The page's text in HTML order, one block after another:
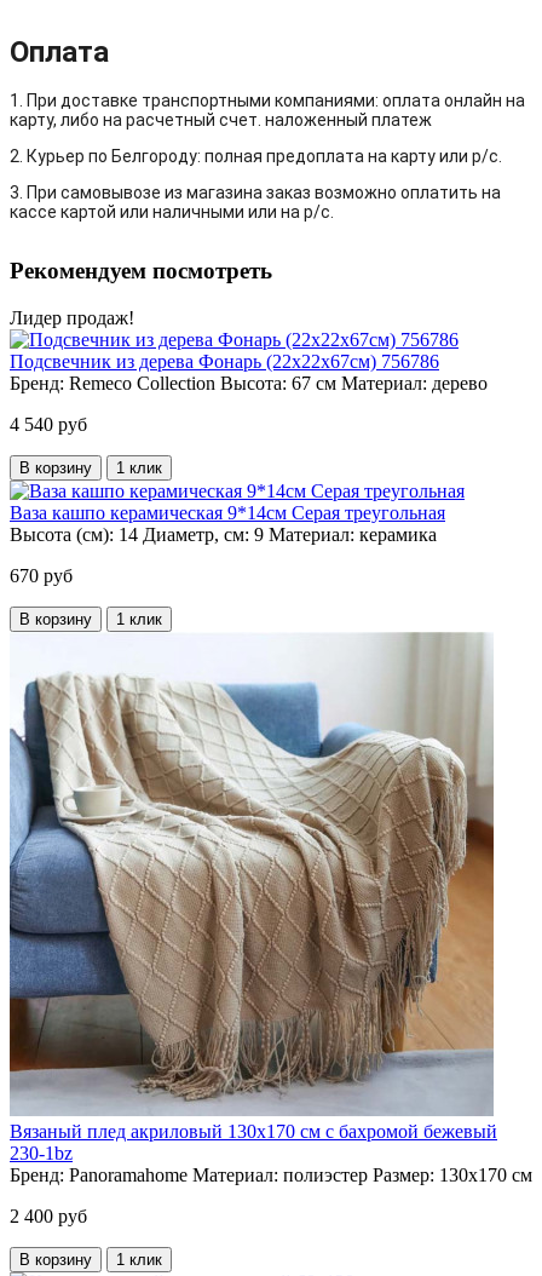
Оплата
1. При доставке транспортными компаниями: оплата онлайн на
карту, либо на расчетный счет. наложенный платеж
2. Курьер по Белгороду: полная предоплата на карту или р/с.
3. При самовывозе из магазина заказ возможно оплатить на
кассе картой или наличными или на р/с.
Рекомендуем посмотреть
Лидер продаж!
Подсвечник из дерева Фонарь (22х22х67см) 756786
Бренд: Remeco Collection Высота: 67 см Материал: дерево
4 540 руб
В корзину 1 клик
Ваза кашпо керамическая 9*14см Серая треугольная
Высота (см): 14 Диаметр, см: 9 Материал: керамика
670 руб
В корзину 1 клик
Вязаный плед акриловый 130х170 см с бахромой бежевый
230-1bz
Бренд: Panoramahome Материал: полиэстер Размер: 130х170 см
2 400 руб
В корзину 1 клик